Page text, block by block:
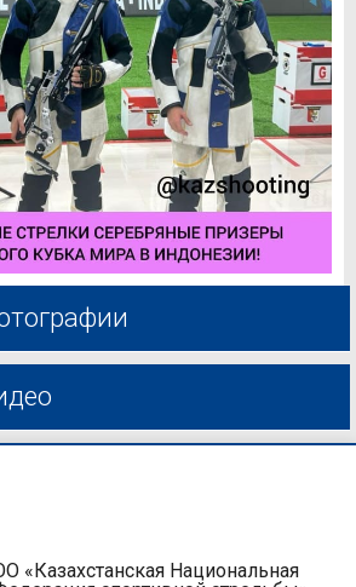
«Казахстанская Национальная